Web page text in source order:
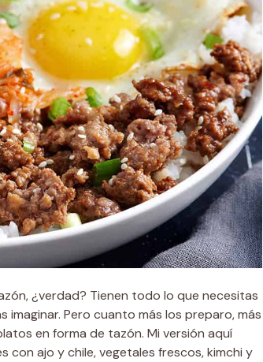
¿verdad? Tienen todo lo que necesitas
Pero cuanto más los preparo, más
en forma de tazón. Mi versión aquí
con ajo y chile, vegetales frescos, kimchi y